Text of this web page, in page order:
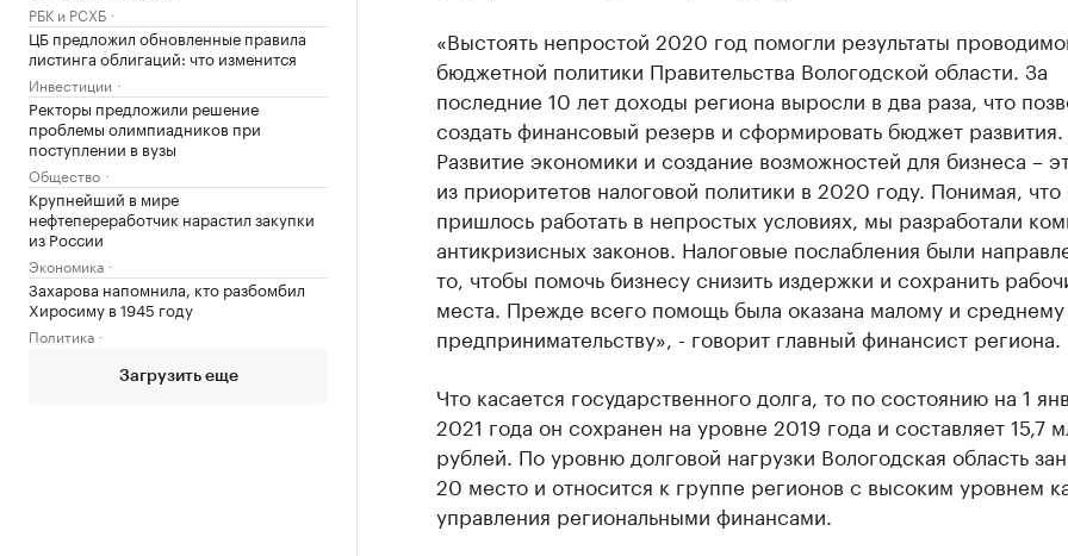
РБК и РСХБ
ЦБ предложил обновленные правила
листинга облигаций: что изменится
Инвестиции
Ректоры предложили решение
проблемы олимпиадников при
поступлении в вузы
Общество
Крупнейший в мире
нефтепереработчик нарастил закупки
из России
Экономика
Захарова напомнила, кто разбомбил
Хиросиму в 1945 году
Политика
Загрузить еще
«Выстоять непростой 2020 год помогли результаты
бюджетной политики Правительства Вологодской области. За
последние 10 лет доходы региона выросли в два раза, что
создать финансовый резерв и сформировать бюджет развития.
Развитие экономики и создание возможностей для бизнеса –
из приоритетов налоговой политики в 2020 году. Понимая, что
пришлось работать в непростых условиях, мы разработали
антикризисных законов. Налоговые послабления были
то, чтобы помочь бизнесу снизить издержки и сохранить
места. Прежде всего помощь была оказана малому и среднему
предпринимательству», - говорит главный финансист региона.
Что касается государственного долга, то по состоянию на 1
2021 года он сохранен на уровне 2019 года и составляет 15,7
рублей. По уровню долговой нагрузки Вологодская область
20 место и относится к группе регионов с высоким уровнем
управления региональными финансами.